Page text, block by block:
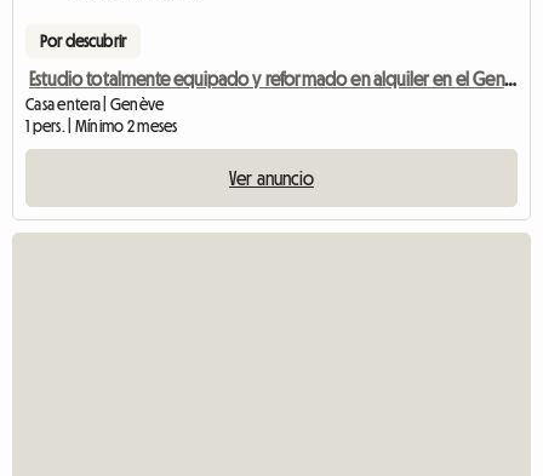
Por descubrir
Estudio totalmente equipado y reformado en alquiler en el Gen Center
Casa entera | Genève
1 pers. | Mínimo 2 meses
Ver anuncio